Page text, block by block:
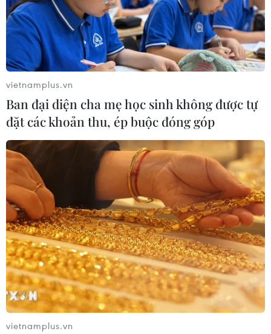
Nếu bạn đang tìm cách kiểm soát huyết áp và không
muốn phụ thuộc hoàn toàn vào thuốc thì 9 loại nước ép
tự nhiên dưới đây là lựa chọn lý tưởng, vừa dễ uống lại
tốt cho sức khỏe lâu dài.
7 rủi ro sức khỏe nếu bạn ăn quá nhiều
loại trái cây mùa Hè thơm ngon này
15/06/2025 22:51
vietnamplus.vn
Ban đại diện cha mẹ học sinh không được tự
đặt các khoản thu, ép buộc đóng góp
vietnamplus.vn